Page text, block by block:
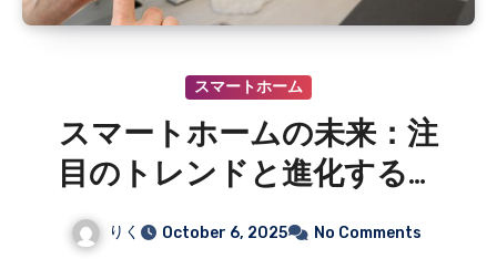
スマートホーム
スマートホームの未来：注
目のトレンドと進化するテ
りく October 6, 2025 No Comments